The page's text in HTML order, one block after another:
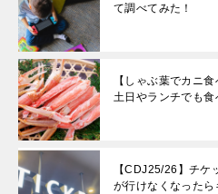
て調べてみた！
【しゃぶ葉でカニ
土日やランチでも食
【CDJ25/26】チケ
が行けなくなった